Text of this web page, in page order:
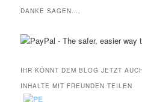
DANKE SAGEN….
IHR KÖNNT DEM BLOG JETZT
INHALTE MIT FREUNDEN TEILEN